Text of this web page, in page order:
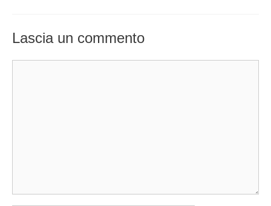
Lascia un commento